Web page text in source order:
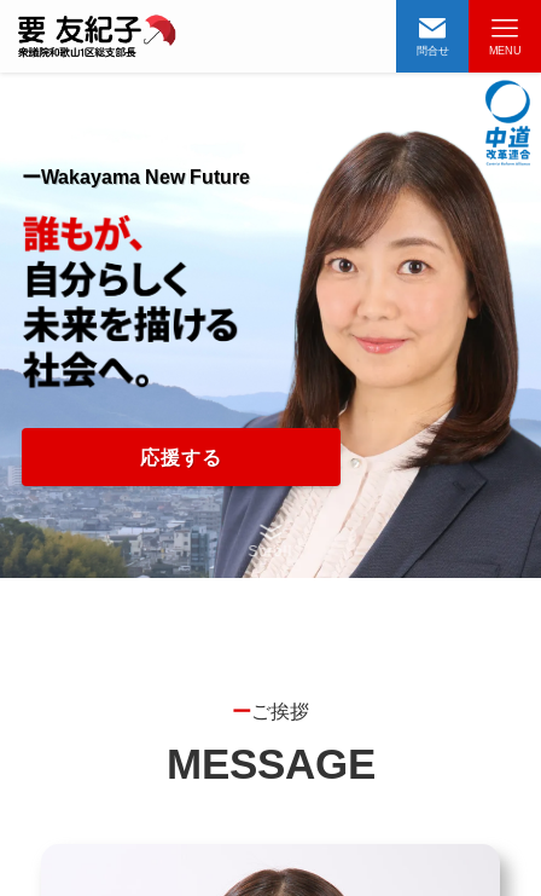
問合せ MENU
ーWakayama New Future
応援する
Scroll
ーご挨拶
MESSAGE